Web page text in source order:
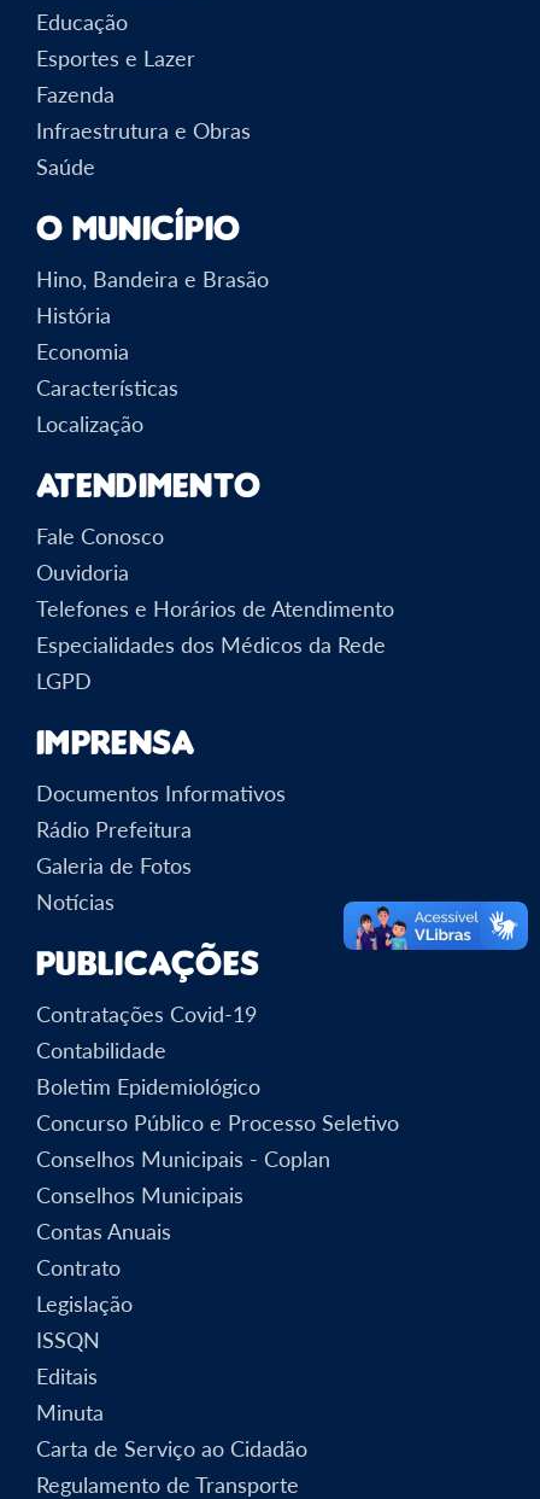
Educação
Esportes e Lazer
Fazenda
Infraestrutura e Obras
Saúde
O Município
Hino, Bandeira e Brasão
História
Economia
Características
Localização
Atendimento
Fale Conosco
Ouvidoria
Telefones e Horários de Atendimento
Especialidades dos Médicos da Rede
LGPD
Imprensa
Documentos Informativos
Rádio Prefeitura
Galeria de Fotos
Notícias
Publicações
Contratações Covid-19
Contabilidade
Boletim Epidemiológico
Concurso Público e Processo Seletivo
Conselhos Municipais - Coplan
Conselhos Municipais
Contas Anuais
Contrato
Legislação
ISSQN
Editais
Minuta
Carta de Serviço ao Cidadão
Regulamento de Transporte